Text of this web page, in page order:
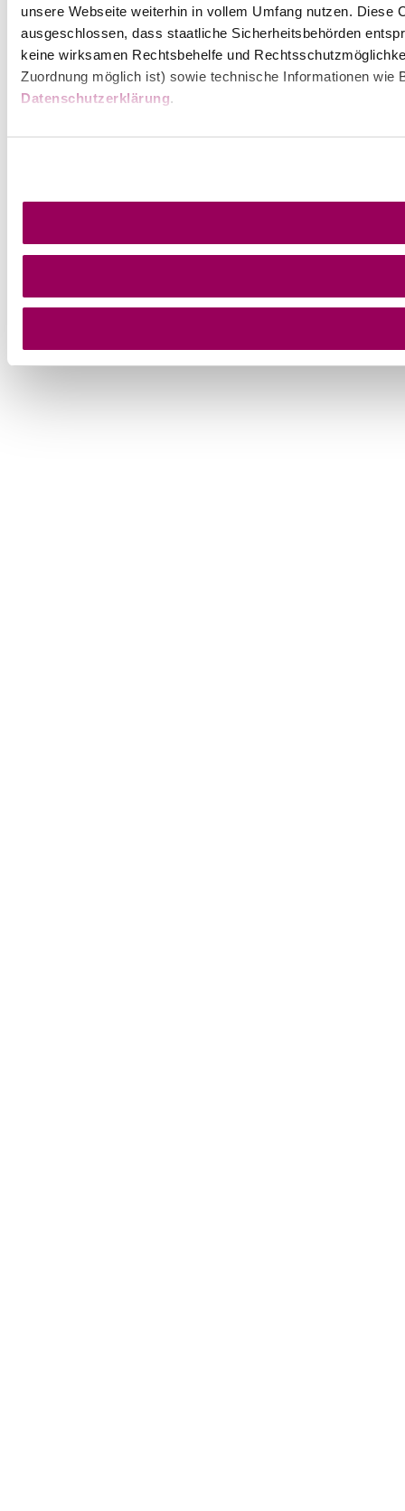
unsere Webseite weiterhin in vollem Umfang nutzen.
ausgeschlossen, dass staatliche Sicherheitsbehörden
keine wirksamen Rechtsbehelfe und
Zuordnung möglich ist) sowie technische Informationen
Datenschutzerklärung.